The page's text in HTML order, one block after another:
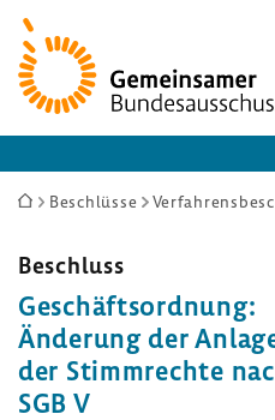
Zur
Startseite
Sie
hier:
Beschlüsse
Beschluss
Geschäfts­ord­nung:
Ände­rung der
der Stimm­rechte
SGB V